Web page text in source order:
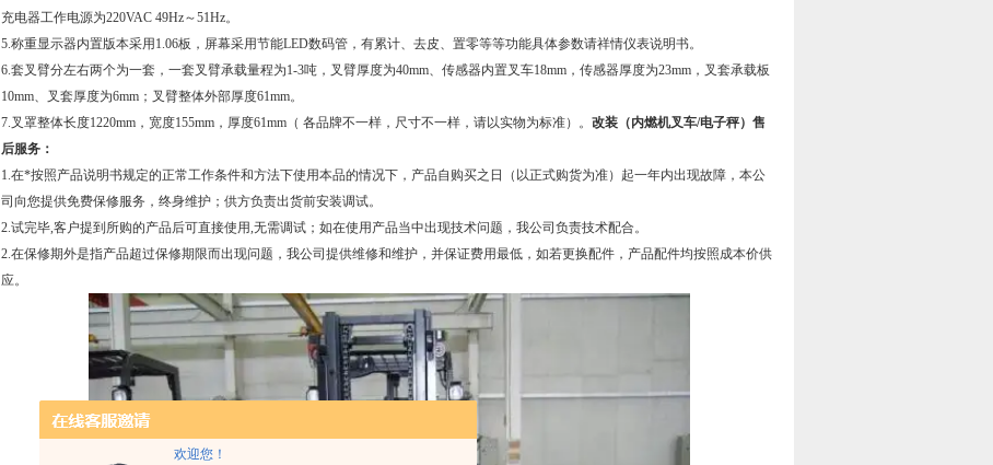
欢迎您！
充电器工作电源为220VAC 49Hz～51Hz。
5.称重显示器内置版本采用1.06板，屏幕采用节能LED数码管，有累计、去皮、置零等等功能具体参数请祥情仪表说明书。
6.套叉臂分左右两个为一套，一套叉臂承载量程为1-3吨，叉臂厚度为40mm、传感器内置叉车18mm，传感器厚度为23mm，叉套承载板
10mm、叉套厚度为6mm；叉臂整体外部厚度61mm。
7.叉罩整体长度1220mm，宽度155mm，厚度61mm（ 各品牌不一样，尺寸不一样，请以实物为标准）。 改装（内燃机叉车/电子秤）售
后服务：
1.在*按照产品说明书规定的正常工作条件和方法下使用本品的情况下，产品自购买之日（以正式购货为准）起一年内出现故障，本公
司向您提供免费保修服务，终身维护；供方负责出货前安装调试。
2.试完毕,客户提到所购的产品后可直接使用,无需调试；如在使用产品当中出现技术问题，我公司负责技术配合。
2.在保修期外是指产品超过保修期限而出现问题，我公司提供维修和维护，并保证费用最低，如若更换配件，产品配件均按照成本价供
应。